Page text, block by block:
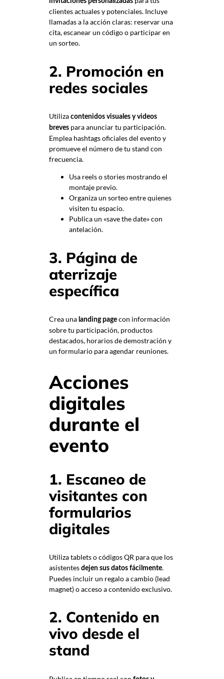
clientes actuales y potenciales. Incluye
llamadas a la acción claras: reservar una
cita, escanear un código o participar en
un sorteo.
2. Promoción en
redes sociales
Utiliza contenidos visuales y videos
breves para anunciar tu participación.
Emplea hashtags oficiales del evento y
promueve el número de tu stand con
frecuencia.
Usa reels o stories mostrando el
montaje previo.
Organiza un sorteo entre quienes
visiten tu espacio.
Publica un «save the date» con
antelación.
3. Página de
aterrizaje
específica
Crea una landing page con información
sobre tu participación, productos
destacados, horarios de demostración y
un formulario para agendar reuniones.
Acciones
digitales
durante el
evento
1. Escaneo de
visitantes con
formularios
digitales
Utiliza tablets o códigos QR para que los
asistentes dejen sus datos fácilmente.
Puedes incluir un regalo a cambio (lead
magnet) o acceso a contenido exclusivo.
2. Contenido en
vivo desde el
stand